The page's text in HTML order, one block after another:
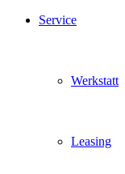
Service
Werkstatt
Leasing